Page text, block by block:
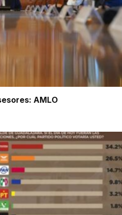
AMLO